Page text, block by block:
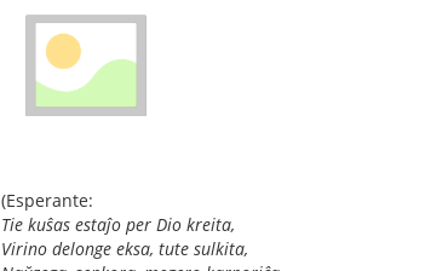
(Esperante:
Tie kuŝas estaĵo per Dio kreita,
Virino delonge eksa, tute sulkita,